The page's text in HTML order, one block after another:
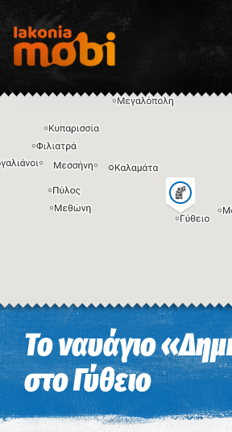
Η εικόνα ενδέχεται να
Το ναυάγιο
στο Γύθειο